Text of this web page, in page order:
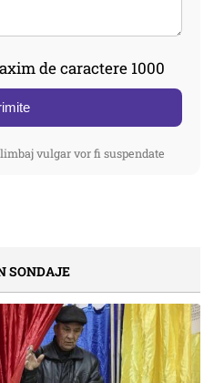
de caractere 1000
vulgar vor fi suspendate
SONDAJE